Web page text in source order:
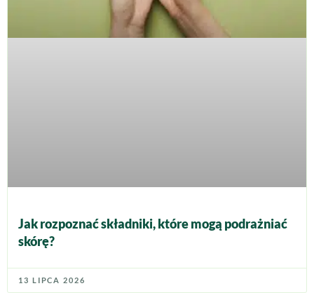
Jak rozpoznać składniki, które mogą podrażniać
skórę?
13 LIPCA 2026